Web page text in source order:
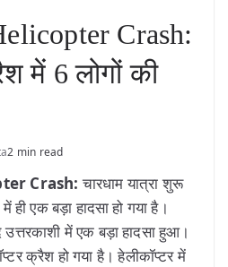
Crash:
में 6 लोगों की
2 min read
Crash:चारधाम यात्रा शुरू
एक बड़ा हादसा हो गया है।
में एक बड़ा हादसा हुआ।
क्रैश हो गया है। हेलीकॉप्टर में